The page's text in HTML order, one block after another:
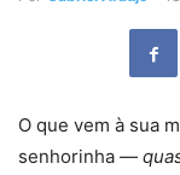
O que vem à sua
senhorinha —